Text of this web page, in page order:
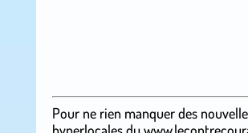
Pour ne rien manquer des